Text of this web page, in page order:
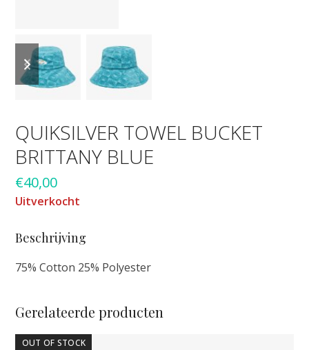
previous
slide
next
slide
QUIKSILVER TOWEL BUCKET
BRITTANY BLUE
€40,00
Uitverkocht
Beschrijving
75% Cotton 25% Polyester
Gerelateerde producten
OUT OF STOCK